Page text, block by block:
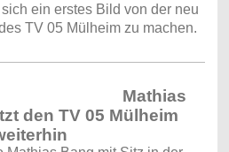
ein erstes Bild von der neu
TV 05 Mülheim zu machen.
Mathias
den TV 05 Mülheim